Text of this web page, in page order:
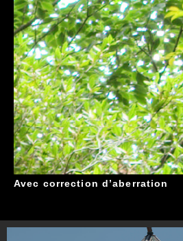
Avec correction d’aberration